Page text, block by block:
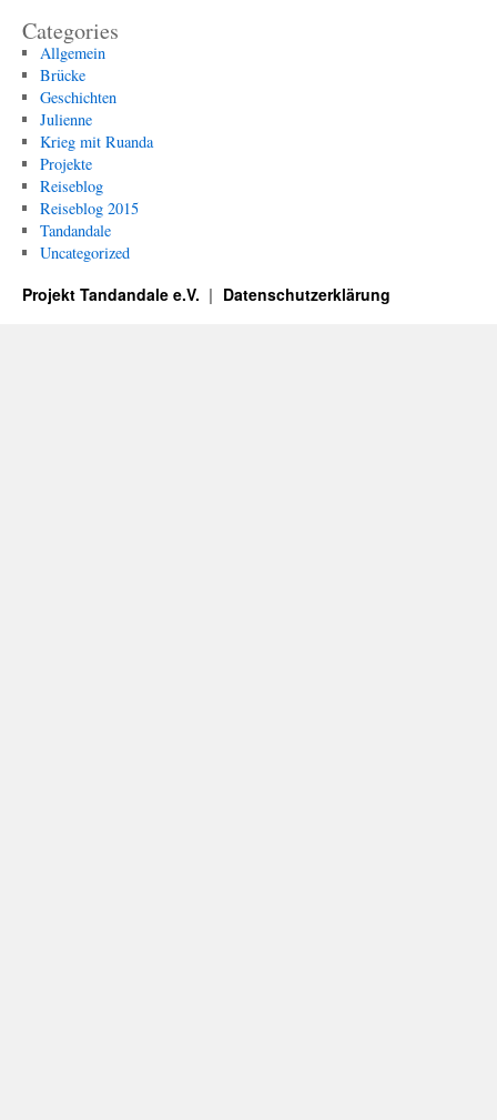
Categories
Allgemein
Brücke
Geschichten
Julienne
Krieg mit Ruanda
Projekte
Reiseblog
Reiseblog 2015
Tandandale
Uncategorized
Projekt Tandandale e.V. Datenschutzerklärung